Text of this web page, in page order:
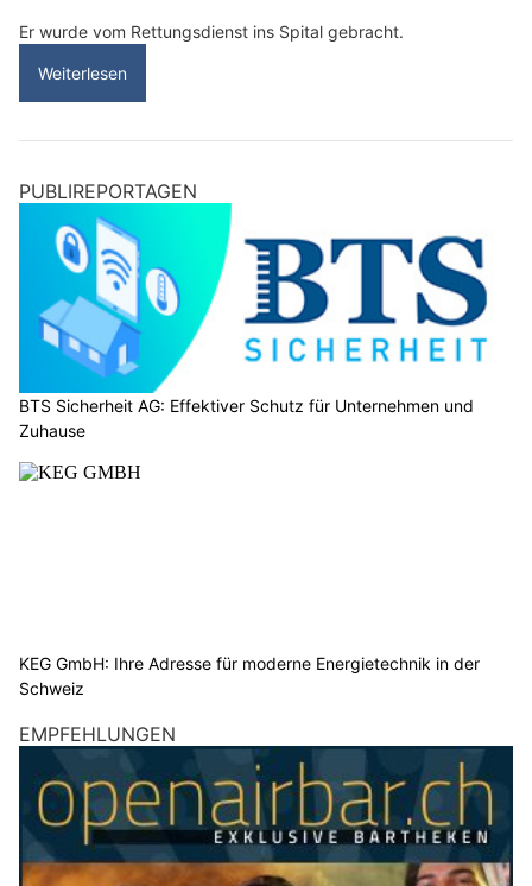
Er wurde vom Rettungsdienst ins Spital gebracht.
Weiterlesen
PUBLIREPORTAGEN
BTS Sicherheit AG: Effektiver Schutz für Unternehmen und
Zuhause
KEG GmbH: Ihre Adresse für moderne Energietechnik in der
Schweiz
EMPFEHLUNGEN